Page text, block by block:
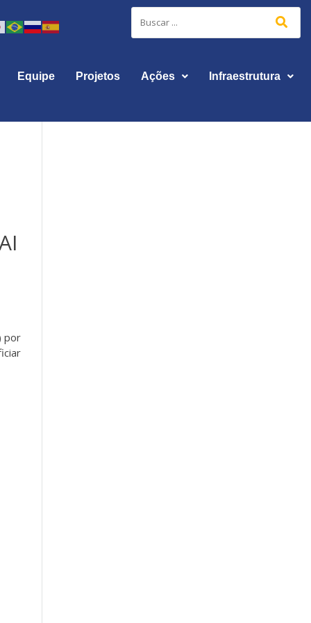
Equipe Projetos Ações Infraestrutura
por